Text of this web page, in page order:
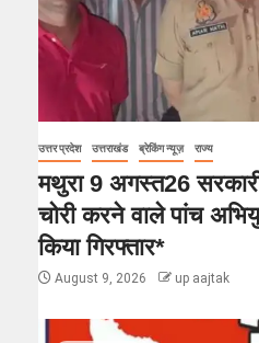
उत्तर प्रदेश उत्तराखंड ब्रेकिंग न्यूज़ राज्य
मथुरा 9 अगस्त26
चोरी करने वाले पांच
किया गिरफ्तार*
August 9, 2026 up aajtak